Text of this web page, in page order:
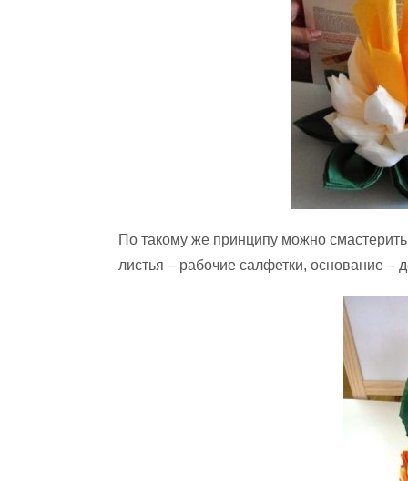
По такому же принципу можно
листья – рабочие салфетки, основание –